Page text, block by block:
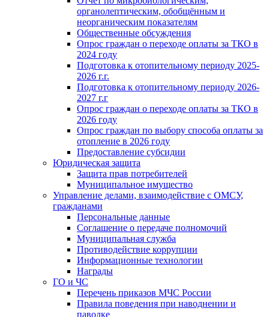
органолептическим, обобщённым и
неорганическим показателям
Общественные обсуждения
Опрос граждан о переходе оплаты за ТКО в
2024 году
Подготовка к отопительному периоду 2025-
2026 г.г.
Подготовка к отопительному периоду 2026-
2027 г.г
Опрос граждан о переходе оплаты за ТКО в
2026 году
Опрос граждан по выбору способа оплаты за
отопление в 2026 году
Предоставление субсидии
Юридическая защита
Защита прав потребителей
Муниципальное имущество
Управление делами, взаимодействие с ОМСУ,
гражданами
Персональные данные
Соглашение о передаче полномочий
Муниципальная служба
Противодействие коррупции
Информационные технологии
Награды
ГО и ЧС
Перечень приказов МЧС России
Правила поведения при наводнении и
паводке